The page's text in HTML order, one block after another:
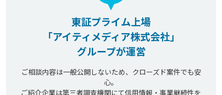
東証プライム上場
「アイティメディア株式会社」
グループが運営
ご相談内容は一般公開しないため、クローズド案件でも安
心。
ご紹介企業は第三者調査機関にて信用情報・事業継続性を